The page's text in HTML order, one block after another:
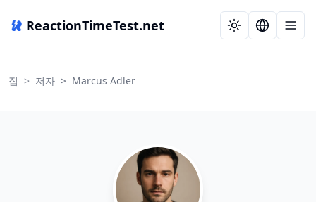
ReactionTimeTest.net
집 > 저자 > Marcus Adler